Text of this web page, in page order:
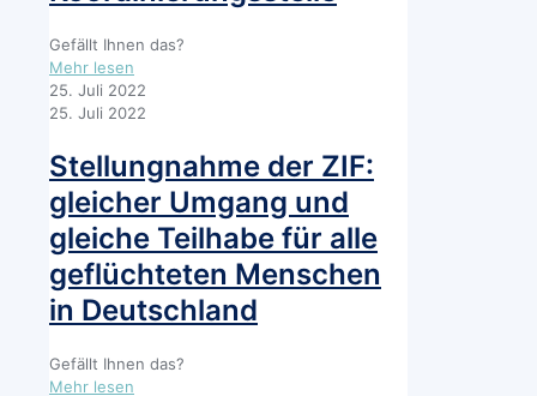
Debatte
geschlechtliche
Selbstbestimmung
Gefällt Ihnen das?
Mehr lesen
Forderungen
des
Istanbul-
Konvention
zur
staatlichen
Koordinierungsstelle
25. Juli 2022
25. Juli 2022
Stellungnahme der ZIF:
gleicher Umgang und
gleiche Teilhabe für alle
geflüchteten Menschen
in Deutschland
Gefällt Ihnen das?
Mehr lesen